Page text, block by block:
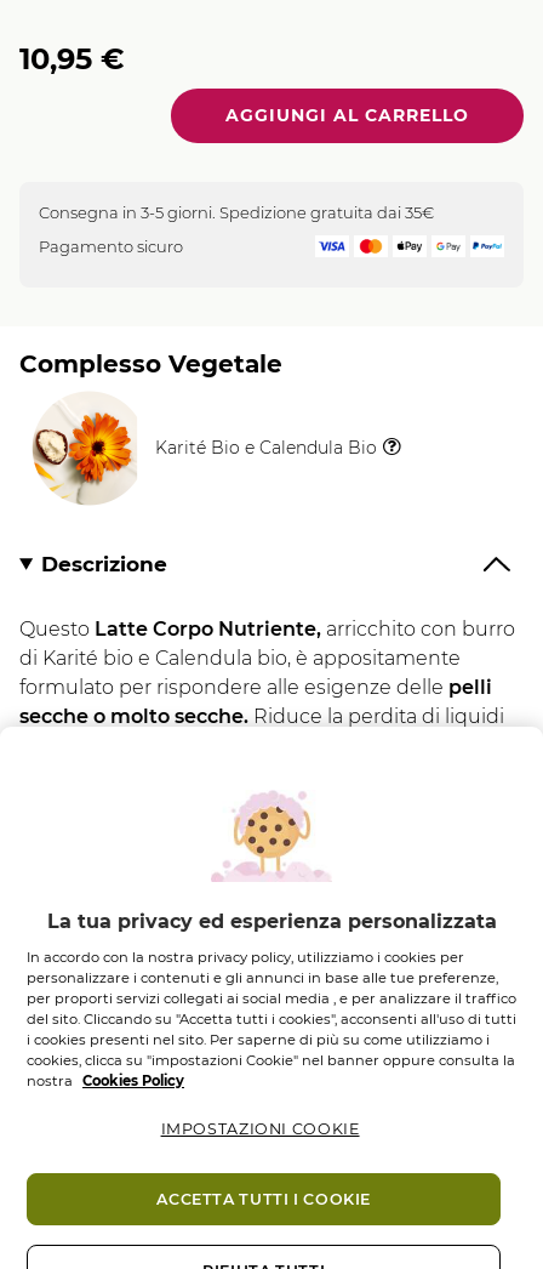
10,95 €
Consegna in 3-5 giorni. Spedizione gratuita dai 35€
Pagamento sicuro
Complesso Vegetale
Il
Karité Bio e Calendula Bio
Descrizione
Questo Latte Corpo Nutriente, arricchito con burro
di Karité bio e Calendula bio, è appositamente
formulato per rispondere alle esigenze delle pelli
secche o molto secche. Riduce la perdita di liquidi
Giorno dopo giorno, la pelle è sempre più protetta
dalla secchezza e ritrova immediatamente il suo
stato di benessere. La pelle risulta elastica,
incredibilmente morbida, setosa e piacevole al tatto.
EFFICACIA:
+37% d’idratazione immediata1
24hd'idratazione 1
-35%di secchezza2
IL SUO PIÙ
Pelle riparata
Il prodotto lascia la pelle delicatamente
profumata
CONSIGLI DI UTILIZZO:
Ingredienti
Ti potrebbe piacere anche
La tua privacy ed esperienza personalizzata
In accordo con la nostra privacy policy, utilizziamo i cookies per
personalizzare i contenuti e gli annunci in base alle tue preferenze,
per proporti servizi collegati ai social media , e per analizzare il traffico
del sito. Cliccando su "Accetta tutti i cookies", acconsenti all'uso di tutti
i cookies presenti nel sito. Per saperne di più su come utilizziamo i
cookies, clicca su "impostazioni Cookie" nel banner oppure consulta la
nostra
Cookies Policy
ACCETTA TUTTI I COOKIE
IMPOSTAZIONI COOKIE